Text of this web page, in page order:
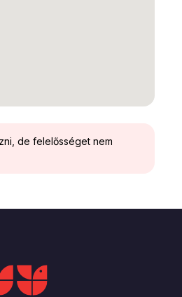
de felelősséget nem